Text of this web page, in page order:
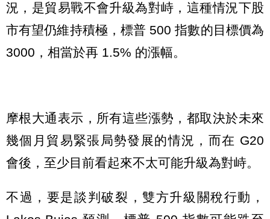
況，是貿易戰不會升級為對峙，這種情況下股
市有望仍維持積極，標普 500 指數的目標價為
3000，相當於再 1.5% 的漲幅。
摩根大通表示，所有這些漲勢，都取決於未來
幾個月貿易緊張局勢發展的情況，而在 G20
會後，至少目前看起來不太可能升級為對峙。
不過，要是談判破裂，雙方升級關稅行動，